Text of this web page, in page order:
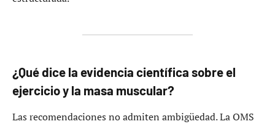
¿Qué dice la evidencia científica sobre el
ejercicio y la masa muscular?
Las recomendaciones no admiten ambigüedad. La OMS